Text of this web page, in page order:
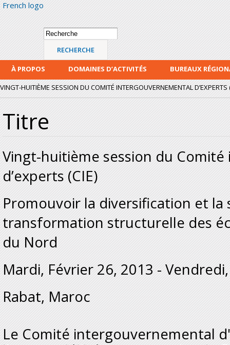
French logo
Formulaire de
recherche
Recherche
À PROPOS DOMAINES D’ACTIVITÉS
BUREAUX
VINGT-HUITIÈME SESSION DU COMITÉ INTERGOUVERNEMENTAL D’EXPERTS
Titre
Vingt-huitième session du
d’experts (CIE)
Promouvoir la diversification et
transformation structurelle des
du Nord
Mardi, Février 26, 2013 -
Rabat, Maroc
Le Comité intergouvernemental